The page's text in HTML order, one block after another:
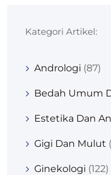
Kategori Artikel:
Andrologi (87)
Bedah Umum
Estetika Dan
Gigi Dan Mulut
Ginekologi (122)